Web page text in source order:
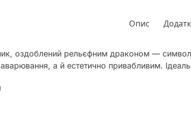
Опис
оздоблений рельєфним драконом —
а й естетично привабливим.